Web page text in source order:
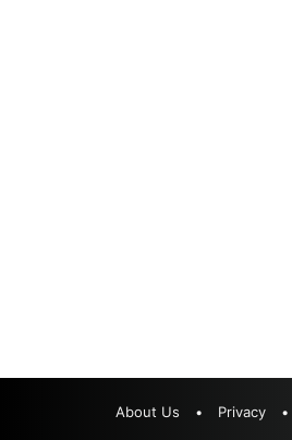
About Us • Privacy •